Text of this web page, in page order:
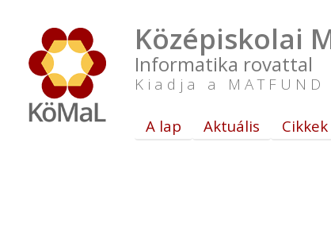
Középiskolai
Informatika rovattal
Kiadja a
A lap Aktuális Cikkek